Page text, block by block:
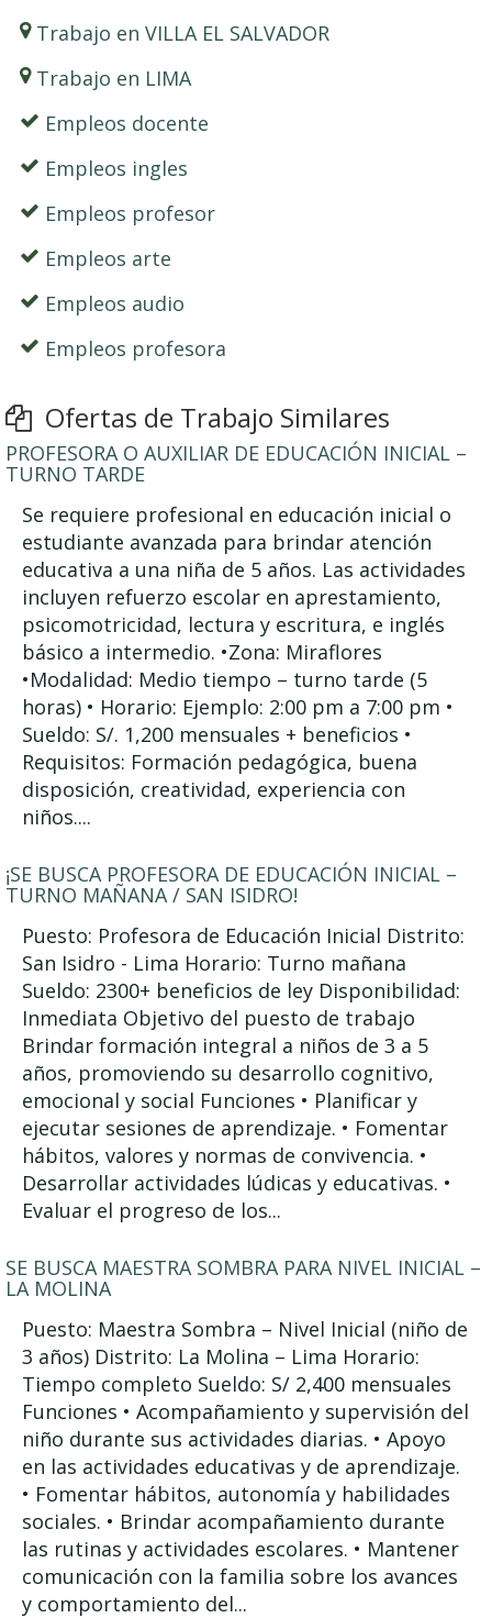
Trabajo en VILLA EL SALVADOR
Trabajo en LIMA
Empleos docente
Empleos ingles
Empleos profesor
Empleos arte
Empleos audio
Empleos profesora
Ofertas de Trabajo Similares
PROFESORA O AUXILIAR DE EDUCACIÓN INICIAL –
TURNO TARDE
Se requiere profesional en educación inicial o
estudiante avanzada para brindar atención
educativa a una niña de 5 años. Las actividades
incluyen refuerzo escolar en aprestamiento,
psicomotricidad, lectura y escritura, e inglés
básico a intermedio. •Zona: Miraflores
•Modalidad: Medio tiempo – turno tarde (5
horas) • Horario: Ejemplo: 2:00 pm a 7:00 pm •
Sueldo: S/. 1,200 mensuales + beneficios •
Requisitos: Formación pedagógica, buena
disposición, creatividad, experiencia con
niños....
¡SE BUSCA PROFESORA DE EDUCACIÓN INICIAL –
TURNO MAÑANA / SAN ISIDRO!
Puesto: Profesora de Educación Inicial Distrito:
San Isidro - Lima Horario: Turno mañana
Sueldo: 2300+ beneficios de ley Disponibilidad:
Inmediata Objetivo del puesto de trabajo
Brindar formación integral a niños de 3 a 5
años, promoviendo su desarrollo cognitivo,
emocional y social Funciones • Planificar y
ejecutar sesiones de aprendizaje. • Fomentar
hábitos, valores y normas de convivencia. •
Desarrollar actividades lúdicas y educativas. •
Evaluar el progreso de los...
SE BUSCA MAESTRA SOMBRA PARA NIVEL INICIAL –
LA MOLINA
Puesto: Maestra Sombra – Nivel Inicial (niño de
3 años) Distrito: La Molina – Lima Horario:
Tiempo completo Sueldo: S/ 2,400 mensuales
Funciones • Acompañamiento y supervisión del
niño durante sus actividades diarias. • Apoyo
en las actividades educativas y de aprendizaje.
• Fomentar hábitos, autonomía y habilidades
sociales. • Brindar acompañamiento durante
las rutinas y actividades escolares. • Mantener
comunicación con la familia sobre los avances
y comportamiento del...